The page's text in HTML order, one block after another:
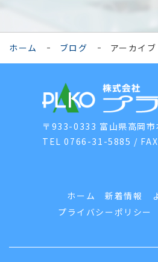
ホーム ブログ アーカイ
〒933-0333 富山県高岡市
TEL 0766-31-5885 /
ホーム 新着情報
プライバシーポリシー